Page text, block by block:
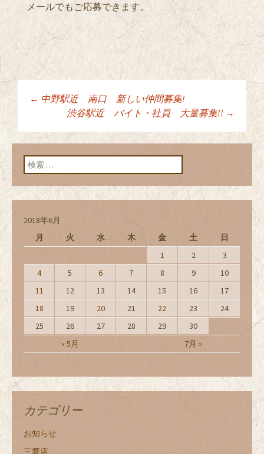
メールでもご応募できます。
投稿ナビゲーショ
ン
← 中野駅近 南口 新しい仲間募集!
渋谷駅近 バイト・社員 大量募集!! →
検索:
2018年6月
月
火 水 木 金 土 日
« 5月 7月 »
1 2
3
4
5 6 7 8 9
10
11
12 13 14 15 16
17
18
19 20 21 22 23
24
25
26 27 28 29 30
カテゴリー
お知らせ
三鷹店